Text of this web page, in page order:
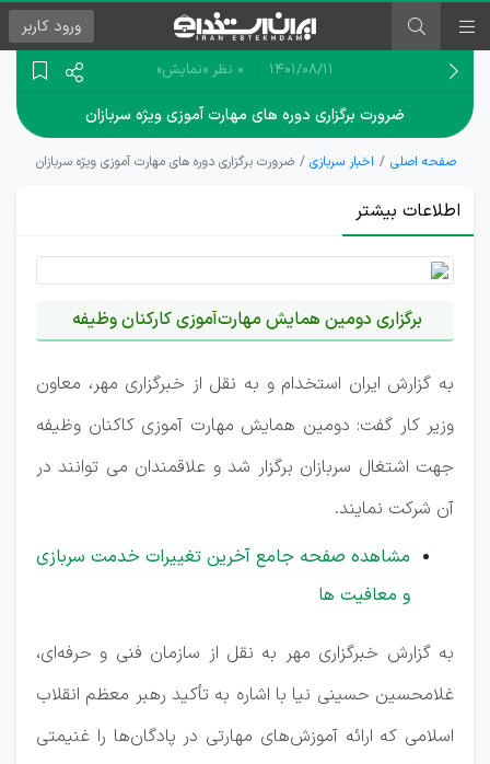
ورود کاربر
۱۴۰۱/۰۸/۱۱ 0 نظر «نمایش»
ضرورت برگزاری دوره‌ های مهارت‌ آموزی ویژه سربازان
صفحه اصلی اخبار سربازی ضرورت برگزاری دوره‌ های مهارت‌ آموزی ویژه سربازان
اطلاعات بیشتر
برگزاری دومین همایش مهارت‌آموزی کارکنان وظیفه
به گزارش ایران استخدام و به نقل از خبرگزاری مهر، معاون
وزیر کار گفت: دومین همایش مهارت آموزی کاکنان وظیفه
جهت اشتغال سربازان برگزار شد و علاقمندان می توانند در
آن شرکت نمایند.
مشاهده صفحه جامع آخرین تغییرات خدمت سربازی
و معافیت ها
به گزارش خبرگزاری مهر به نقل از سازمان فنی و حرفه‌ای،
غلامحسین حسینی نیا با اشاره به تأکید رهبر معظم انقلاب
اسلامی که ارائه آموزش‌های مهارتی در پادگان‌ها را غنیمتی